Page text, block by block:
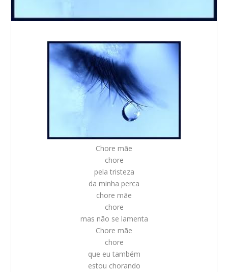
Chore mãe
chore
pela tristeza
da minha perca
chore mãe
chore
mas não se lamenta
Chore mãe
chore
que eu também
estou chorando